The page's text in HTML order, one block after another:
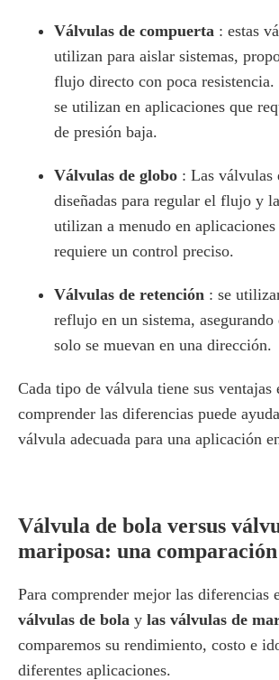
Válvulas de compuerta : estas
utilizan para aislar sistemas,
flujo directo con poca
se utilizan en aplicaciones que
de presión baja.
Válvulas de globo : Las válvulas
diseñadas para regular el flujo y
utilizan a menudo en aplicaciones
requiere un control preciso.
Válvulas de retención : se
reflujo en un sistema,
solo se muevan en una dirección.
Cada tipo de válvula tiene sus ventajas
comprender las diferencias puede
válvula adecuada para una aplicación
Válvula de bola versus
mariposa: una comparación
Para comprender mejor las diferencias
válvulas de bola y las válvulas de
comparemos su rendimiento, costo e
diferentes aplicaciones.